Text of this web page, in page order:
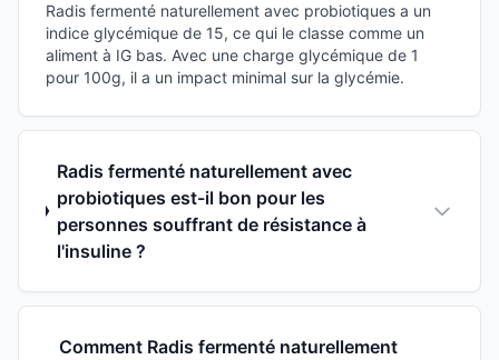
Radis fermenté naturellement avec probiotiques a un
indice glycémique de 15, ce qui le classe comme un
aliment à IG bas. Avec une charge glycémique de 1
pour 100g, il a un impact minimal sur la glycémie.
Radis fermenté naturellement avec
probiotiques est-il bon pour les
personnes souffrant de résistance à
l'insuline ?
Comment Radis fermenté naturellement